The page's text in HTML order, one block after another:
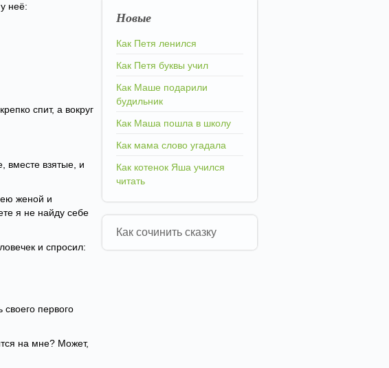
неё:
спит, а вокруг
вместе взятые, и
женой и
я не найду себе
и спросил:
первого
на мне? Может,
Новые
Как Петя ленился
Как Петя буквы учил
Как Маше подарили
будильник
Как Маша пошла в школу
Как мама слово угадала
Как котенок Яша учился
читать
Как сочинить сказку